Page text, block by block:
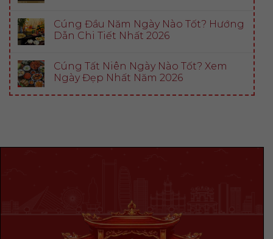
Cúng Đầu Năm Ngày Nào Tốt? Hướng
Dẫn Chi Tiết Nhất 2026
Cúng Tất Niên Ngày Nào Tốt? Xem
Ngày Đẹp Nhất Năm 2026